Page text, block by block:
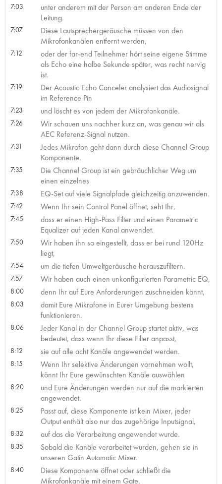
7:03
unter anderem mit der Person am anderen Ende der
Leitung.
7:07
Diese Lautsprechergeräusche müssen von den
Mikrofonkanälen entfernt werden,
7:12
oder der far-end Teilnehmer hört seine eigene Stimme
als Echo eine halbe Sekunde später, was recht nervig
ist.
7:19
Der Acoustic Echo Canceler analysiert das Audiosignal
im Reference Pin
7:23 und löscht es von jedem der Mikrofonkanäle.
7:26
Wir schauen uns nachher kurz an, was genau wir als
AEC Referenz-Signal nutzen.
7:31
Jedes Mikrofon geht dann durch diese Channel Group
Komponente.
7:35
Die Channel Group ist ein gebräuchlicher Weg um
einen einzelnes
7:38 EQ-Set auf viele Signalpfade gleichzeitig anzuwenden.
7:42 Wenn Ihr sein Control Panel öffnet, seht Ihr,
7:45
dass er einen High-Pass Filter und einen Parametric
Equalizer auf jeden Kanal anwendet.
7:50
Wir haben ihn so eingestellt, dass er bei rund 120Hz
liegt,
7:54 um die tiefen Umweltgeräusche herauszufiltern.
7:57 Wir haben auch einen unkonfigurierten Parametric EQ,
8:00 denn Ihr auf Eure Anforderungen zuschneiden könnt,
8:03
damit Eure Mikrofone in Eurer Umgebung bestens
funktionieren.
8:06
Jeder Kanal in der Channel Group startet aktiv, was
bedeutet, dass wenn Ihr diese Filter anpasst,
8:12 sie auf alle acht Kanäle angewendet werden.
8:15
Wenn Ihr selektive Änderungen vornehmen wollt,
könnt Ihr Eure gewünschten Kanäle auswählen
8:20
und Eure Änderungen werden nur auf die markierten
angewendet.
8:25
Passt auf, diese Komponente ist kein Mixer, jeder
Output enthält also nur das zugehörige Inputsignal,
8:32 auf das die Verarbeitung angewendet wurde.
8:35
Sobald die Kanäle verarbeitet wurden, gehen sie in
unseren Gatin Automatic Mixer.
8:40
Diese Komponente öffnet oder schließt die
Mikrofonkanäle mit einem Gate,